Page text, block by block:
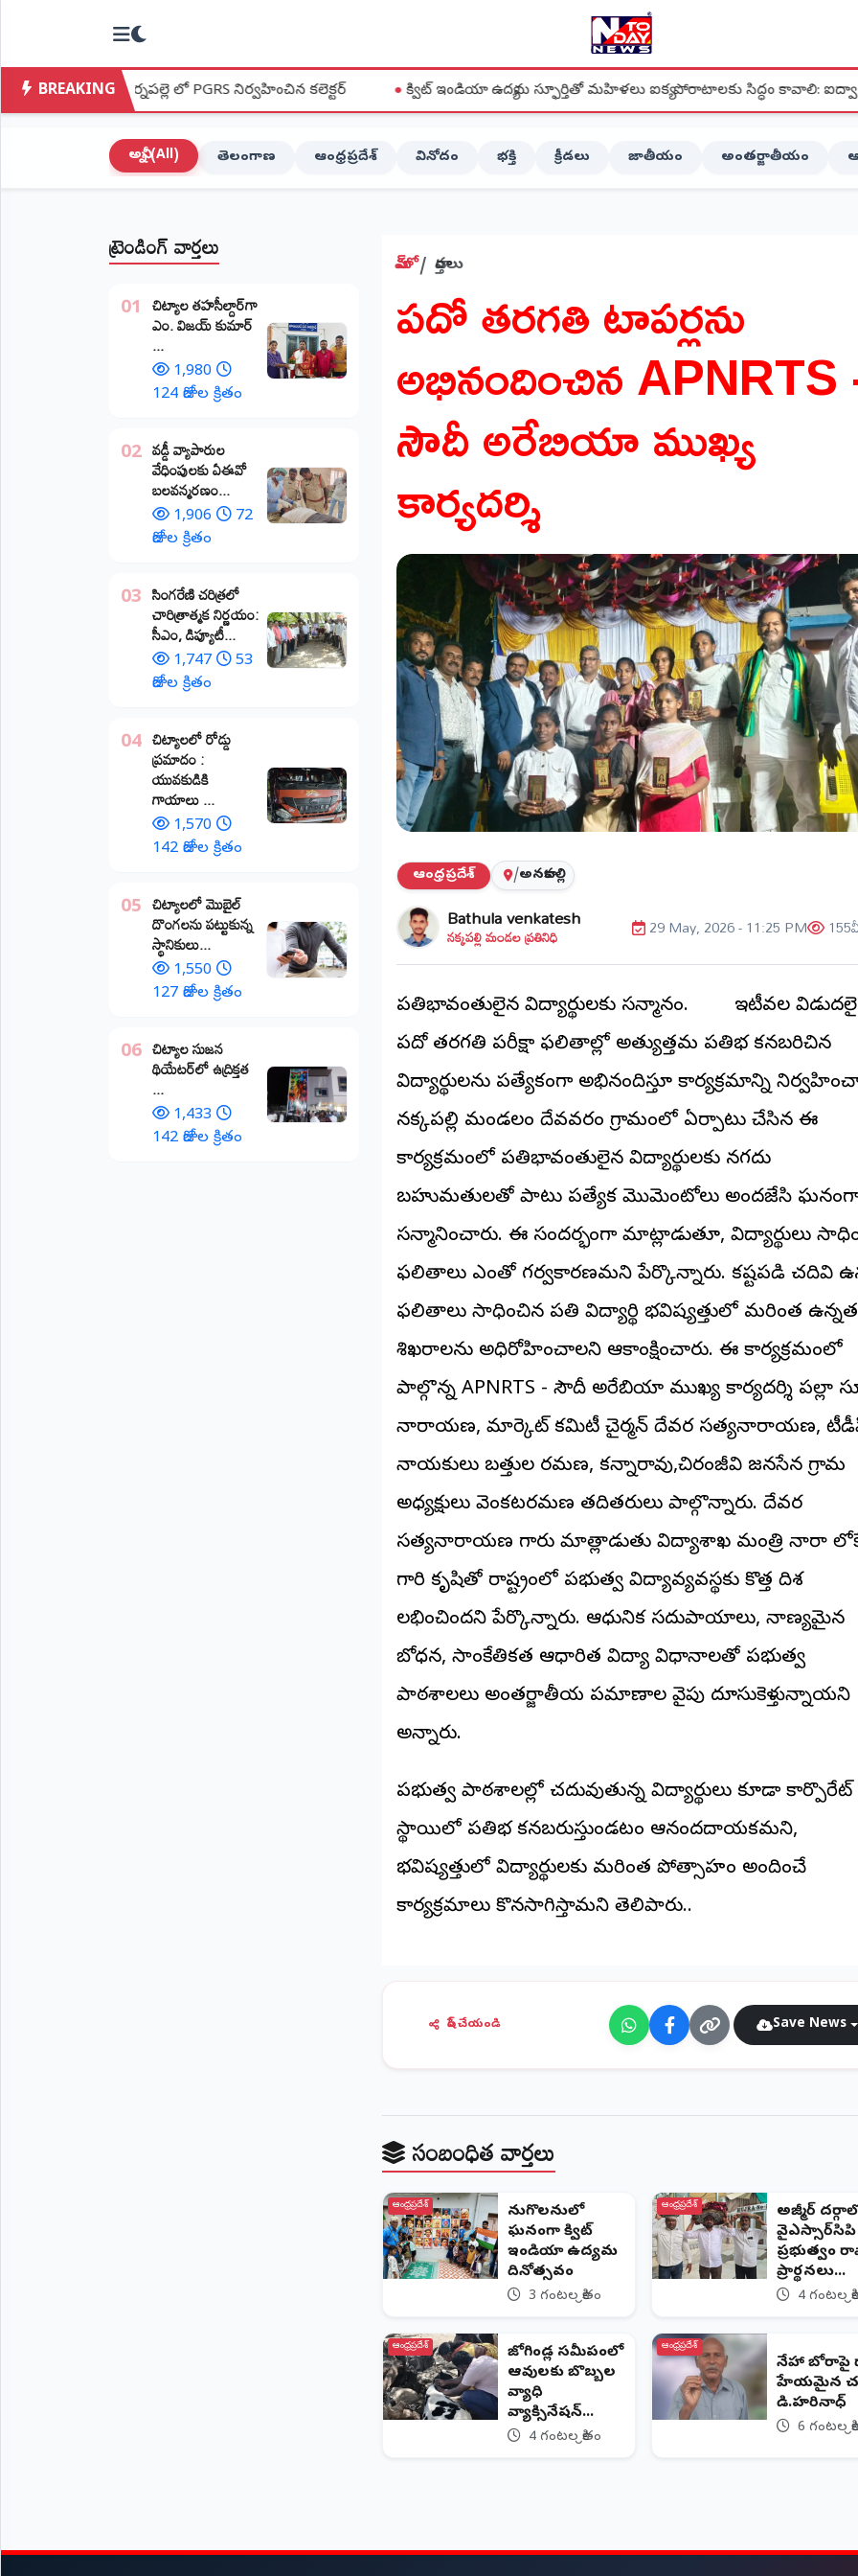
NTODAY×
హోమ్
BREAKING
లో PGRS నిర్వహించిన కలెక్టర్ ●క్విట్ ఇండియా ఉద్యమ స్ఫూర్తితో మహిళలు ఐక్య పోరాటాలకు సిద్ధం కావాలి: ఐద్వా రాష్ట్ర ప్రధాన కార్యదర్శి
అన్నీ (All) తెలంగాణ ఆంధ్రప్రదేశ్ వినోదం భక్తి క్రీడలు జాతీయం అంతర్జాతీయం
ట్రెండింగ్ వార్తలు
01 ​చిట్యాల తహసీల్దార్‌గా
ఎం. విజయ్ కుమార్
...
1,980
124 రోజుల క్రితం
02 వడ్డీ వ్యాపారుల
వేధింపులకు ఏఈవో
బలవన్మరణం...
1,906
72
రోజుల క్రితం
03 ​సింగరేణి చరిత్రలో
చారిత్రాత్మక నిర్ణయం:
సీఎం, డిప్యూటీ...
1,747
53
రోజుల క్రితం
04 చిట్యాలలో రోడ్డు
ప్రమాదం :
యువకుడికి
గాయాలు ​...
1,570
142 రోజుల క్రితం
05 చిట్యాలలో మొబైల్
దొంగలను పట్టుకున్న
స్థానికులు...
1,550
127 రోజుల క్రితం
06 చిట్యాల సుజన
థియేటర్‌లో ఉద్రిక్తత
...
1,433
142 రోజుల క్రితం
హోమ్ వార్తలు
పదో తరగతి టాపర్లను
అభినందించిన APNRTS
సౌదీ అరేబియా ముఖ్య
కార్యదర్శి
ఆంధ్రప్రదేశ్ /అనకాపల్లి
Bathula venkatesh
నక్కపల్లి మండల ప్రతినిధి 29 May, 2026 - 11:25 PM 155
ప్రతిభావంతులైన విద్యార్థులకు సన్మానం. ఇటీవల
పదో తరగతి పరీక్షా ఫలితాల్లో అత్యుత్తమ ప్రతిభ కనబరిచిన
విద్యార్థులను ప్రత్యేకంగా అభినందిస్తూ కార్యక్రమాన్ని
నక్కపల్లి మండలం దేవవరం గ్రామంలో ఏర్పాటు చేసిన ఈ
కార్యక్రమంలో ప్రతిభావంతులైన విద్యార్థులకు నగదు
బహుమతులతో పాటు ప్రత్యేక మొమెంటోలు అందజేసి
సన్మానించారు. ఈ సందర్భంగా మాట్లాడుతూ, విద్యార్థులు
ఫలితాలు ఎంతో గర్వకారణమని పేర్కొన్నారు. కష్టపడి చదివి
ఫలితాలు సాధించిన ప్రతి విద్యార్థి భవిష్యత్తులో మరింత ఉన్నత
శిఖరాలను అధిరోహించాలని ఆకాంక్షించారు. ఈ కార్యక్రమంలో
పాల్గొన్న APNRTS - సౌదీ అరేబియా ముఖ్య కార్యదర్శి పల్లా
నారాయణ, మార్కెట్ కమిటీ చైర్మన్ దేవర సత్యనారాయణ,
నాయకులు బత్తుల రమణ, కన్నారావు,చిరంజీవి జనసేన గ్రామ
అధ్యక్షులు వెంకటరమణ తదితరులు పాల్గొన్నారు. దేవర
సత్యనారాయణ గారు మాత్లాడుతు విద్యాశాఖ మంత్రి నారా
గారి కృషితో రాష్ట్రంలో ప్రభుత్వ విద్యావ్యవస్థకు కొత్త దిశ
లభించిందని పేర్కొన్నారు. ఆధునిక సదుపాయాలు, నాణ్యమైన
బోధన, సాంకేతికత ఆధారిత విద్యా విధానాలతో ప్రభుత్వ
పాఠశాలలు అంతర్జాతీయ ప్రమాణాల వైపు దూసుకెళ్తున్నాయని
అన్నారు.
ప్రభుత్వ పాఠశాలల్లో చదువుతున్న విద్యార్థులు కూడా కార్పొరేట్
స్థాయిలో ప్రతిభ కనబరుస్తుండటం ఆనందదాయకమని,
భవిష్యత్తులో విద్యార్థులకు మరింత ప్రోత్సాహం అందించే
కార్యక్రమాలు కొనసాగిస్తామని తెలిపారు..
షేర్ చేయండి Save News
సంబంధిత వార్తలు
ఆంధ్రప్రదేశ్
పెనుగొలనులో
ఘనంగా క్విట్
ఇండియా ఉద్యమ
దినోత్సవం
3 గంటల క్రితం
ఆంధ్రప్రదేశ్
అజ్మీర్
వైఎస్సార్‌సిపి
ప్రభుత్వం
ప్రార్థనలు...
4 గంటల
ఆంధ్రప్రదేశ్
జోగిండ్ల సమీపంలో
ఆవులకు బొబ్బల
వ్యాధి
వ్యాక్సినేషన్...
4 గంటల క్రితం
ఆంధ్రప్రదేశ్
నేహా బోరాపై
హేయమైన
డి.హరినాధ్
6 గంటల